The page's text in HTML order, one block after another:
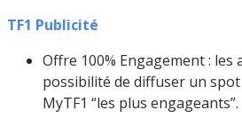
TF1 Publicité
Offre 100% Engagement :
possibilité de diffuser un
MyTF1 “les plus engageants”.